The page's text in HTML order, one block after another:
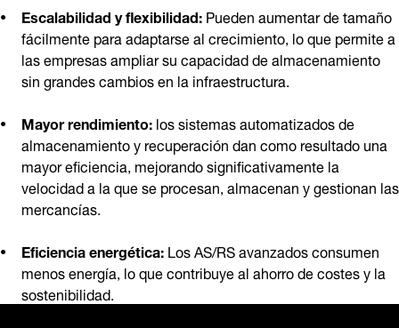
Escalabilidad y flexibilidad:Pueden aumentar de tamaño
fácilmente para adaptarse al crecimiento, lo que permite a
las empresas ampliar su capacidad de almacenamiento
sin grandes cambios en la infraestructura.
Mayor rendimiento:los sistemas automatizados de
almacenamiento y recuperación dan como resultado una
mayor eficiencia, mejorando significativamente la
velocidad a la que se procesan, almacenan y gestionan las
mercancías.
Eficiencia energética:Los AS/RS avanzados consumen
menos energía, lo que contribuye al ahorro de costes y la
sostenibilidad.